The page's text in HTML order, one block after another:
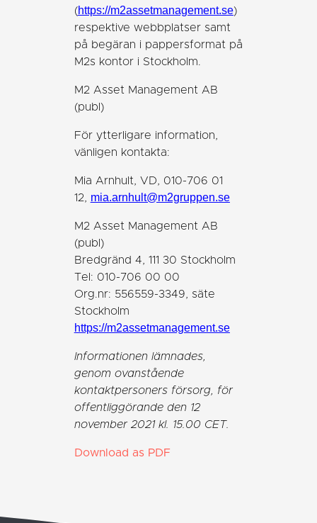
(https://m2assetmanagement.se)
respektive webbplatser samt
på begäran i pappersformat på
M2s kontor i Stockholm.
M2 Asset Management AB
(publ)
För ytterligare information,
vänligen kontakta:
Mia Arnhult, VD, 010-706 01
12, mia.arnhult@m2gruppen.se
M2 Asset Management AB
(publ)
Bredgränd 4, 111 30 Stockholm
Tel: 010-706 00 00
Org.nr: 556559-3349, säte
Stockholm
https://m2assetmanagement.se
Informationen lämnades,
genom ovanstående
kontaktpersoners försorg, för
offentliggörande den 12
november 2021 kl. 15.00 CET.
Download as PDF